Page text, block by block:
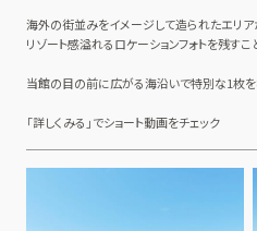
海外の街並みをイメージして造られたエリア
リゾート感溢れるロケーションフォトを残す
当館の目の前に広がる海沿いで特別な1枚を
「詳しくみる」でショート動画をチェック